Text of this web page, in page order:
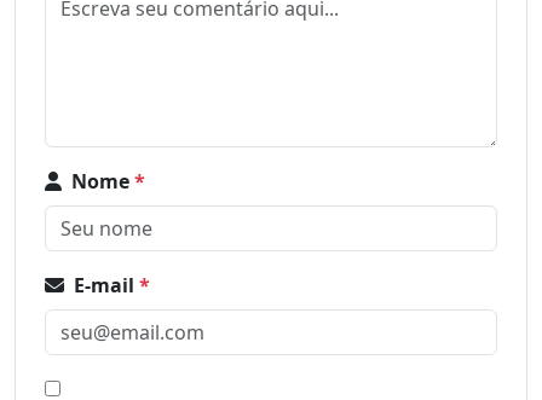
Nome*
E-mail *